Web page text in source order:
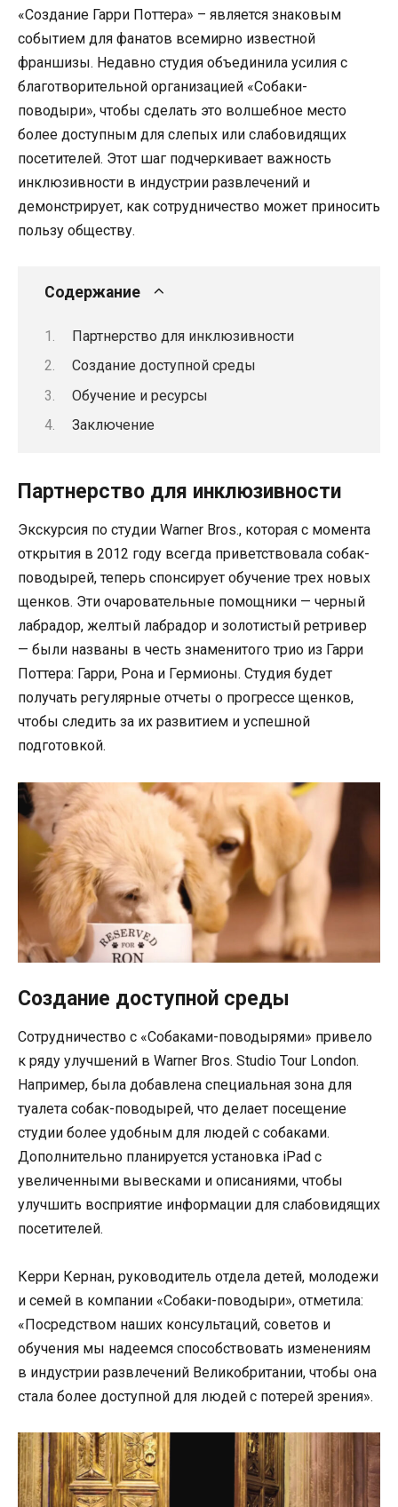
«Создание Гарри Поттера» – является знаковым
событием для фанатов всемирно известной
франшизы. Недавно студия объединила усилия с
благотворительной организацией «Собаки-
поводыри», чтобы сделать это волшебное место
более доступным для слепых или слабовидящих
посетителей. Этот шаг подчеркивает важность
инклюзивности в индустрии развлечений и
демонстрирует, как сотрудничество может приносить
пользу обществу.
Содержание
Партнерство для инклюзивности
Создание доступной среды
Обучение и ресурсы
Заключение
Партнерство для инклюзивности
Экскурсия по студии Warner Bros., которая с момента
открытия в 2012 году всегда приветствовала собак-
поводырей, теперь спонсирует обучение трех новых
щенков. Эти очаровательные помощники — черный
лабрадор, желтый лабрадор и золотистый ретривер
— были названы в честь знаменитого трио из Гарри
Поттера: Гарри, Рона и Гермионы. Студия будет
получать регулярные отчеты о прогрессе щенков,
чтобы следить за их развитием и успешной
подготовкой.
Создание доступной среды
Сотрудничество с «Собаками-поводырями» привело
к ряду улучшений в Warner Bros. Studio Tour London.
Например, была добавлена специальная зона для
туалета собак-поводырей, что делает посещение
студии более удобным для людей с собаками.
Дополнительно планируется установка iPad с
увеличенными вывесками и описаниями, чтобы
улучшить восприятие информации для слабовидящих
посетителей.
Керри Кернан, руководитель отдела детей, молодежи
и семей в компании «Собаки-поводыри», отметила:
«Посредством наших консультаций, советов и
обучения мы надеемся способствовать изменениям
в индустрии развлечений Великобритании, чтобы она
стала более доступной для людей с потерей зрения».